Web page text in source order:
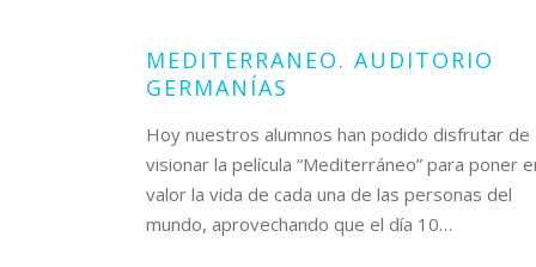
MEDITERRANEO. AUDITORIO
GERMANÍAS
Hoy nuestros alumnos han podido disfrutar de
visionar la película “Mediterráneo” para poner
valor la vida de cada una de las personas del
mundo, aprovechando que el día 10…